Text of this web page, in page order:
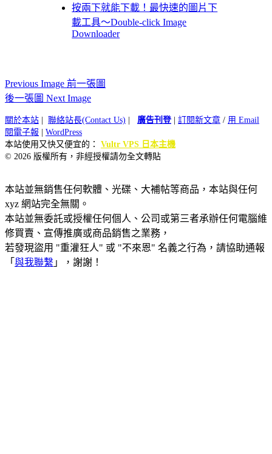
按兩下就能下載！最快速的圖片下
載工具～Double-click Image
Downloader
Previous Image 前一張圖
後一張圖 Next Image
關於本站 聯絡站長(Contact Us) 廣告刊登| 訂閱新文章 / 用 Email
閱電子報
WordPress
本站使用又快又便宜的： Vultr VPS 日本主機
© 2026 版權所有，非經授權請勿全文轉貼
本站並無銷售任何軟體、光碟、大補帖等商品，本站與任何
xyz 網站完全無關。
本站並無委託或授權任何個人、公司或第三者承辦任何電腦維
修買賣、宣傳推廣或商品銷售之業務，
若發現盜用 "重灌狂人" 或 "不來恩" 名義之行為，請協助通報
「 與我聯繫 」，謝謝！